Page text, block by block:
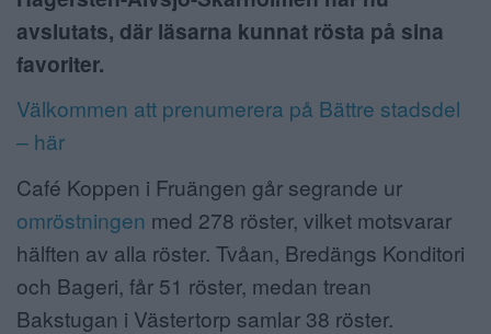
avslutats, där läsarna kunnat rösta på sina
favoriter.
Välkommen att prenumerera på Bättre stadsdel
– här
Café Koppen i Fruängen går segrande ur
omröstningen med 278 röster, vilket motsvarar
hälften av alla röster. Tvåan, Bredängs Konditori
och Bageri, får 51 röster, medan trean
Bakstugan i Västertorp samlar 38 röster.